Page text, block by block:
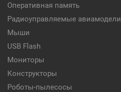
Оперативная память
Радиоуправляемые авиамодели
Мыши
USB Flash
Мониторы
Конструкторы
Роботы-пылесосы